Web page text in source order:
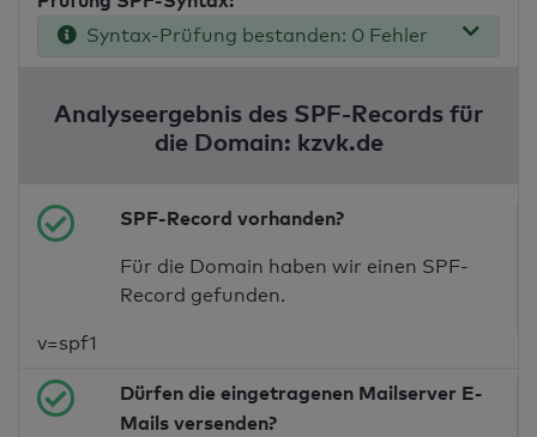
Syntax-Prüfung bestanden: 0 Fehler
Analyseergebnis des SPF-Records für
die Domain: kzvk.de
SPF-Record vorhanden?
Für die Domain haben wir einen SPF-
Record gefunden.
v=spf1
Dürfen die eingetragenen Mailserver E-
Mails versenden?